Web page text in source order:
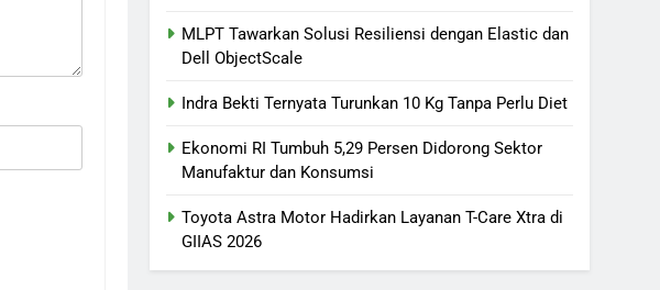
MLPT Tawarkan Solusi Resiliensi dengan Elastic dan
Dell ObjectScale
Indra Bekti Ternyata Turunkan 10 Kg Tanpa Perlu Diet
Ekonomi RI Tumbuh 5,29 Persen Didorong Sektor
Manufaktur dan Konsumsi
Toyota Astra Motor Hadirkan Layanan T-Care Xtra di
GIIAS 2026